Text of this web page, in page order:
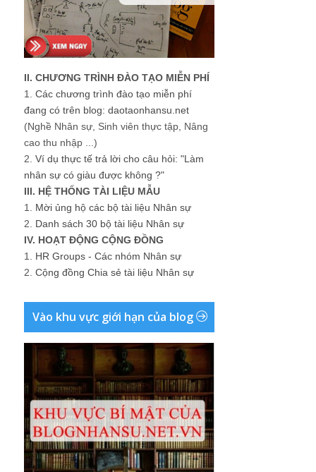
II. CHƯƠNG TRÌNH ĐÀO TẠO MIỄN PHÍ
1. Các chương trình đào tạo miễn phí
đang có trên blog: daotaonhansu.net
(Nghề Nhân sự, Sinh viên thực tập, Nâng
cao thu nhập ...)
2. Ví dụ thực tế trả lời cho câu hỏi: "Làm
nhân sự có giàu được không ?"
III. HỆ THỐNG TÀI LIỆU MẪU
1. Mời ủng hộ các bộ tài liệu Nhân sự
2. Danh sách 30 bộ tài liệu Nhân sự
IV. HOẠT ĐỘNG CỘNG ĐỒNG
1. HR Groups - Các nhóm Nhân sự
2. Cộng đồng Chia sẻ tài liệu Nhân sự
Vào khu vực giới hạn của blog